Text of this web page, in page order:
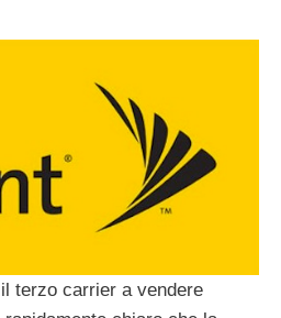
terzo carrier a vendere